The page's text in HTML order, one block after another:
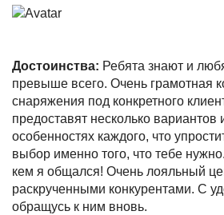
Достоинства: Ребята знают и
превыше всего. Очень грамотная
снаряжения под конкретного
предоставят несколько вариантов
особенностях каждого, что
выбор именно того, что тебе
кем я общался! Очень лояльный
раскрученными конкурентами. С
обращусь к ним вновь.